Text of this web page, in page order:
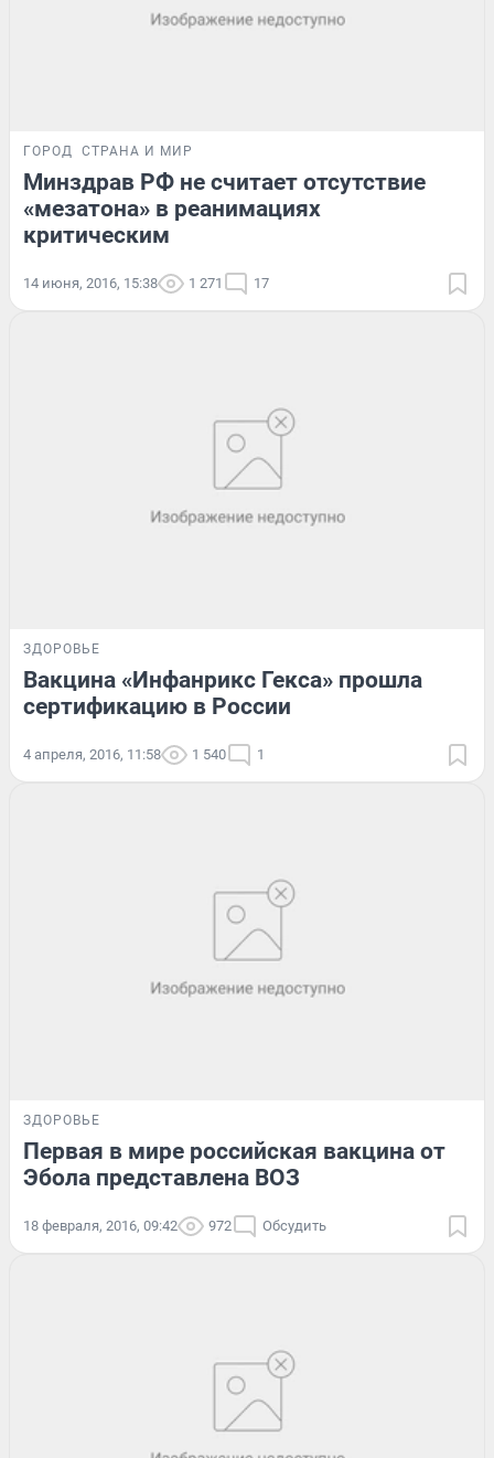
ГОРОД СТРАНА И МИР
Минздрав РФ не считает отсутствие
«мезатона» в реанимациях
критическим
14 июня, 2016, 15:38 1 271 17
ЗДОРОВЬЕ
Вакцина «Инфанрикс Гекса» прошла
сертификацию в России
4 апреля, 2016, 11:58 1 540 1
ЗДОРОВЬЕ
Первая в мире российская вакцина от
Эбола представлена ВОЗ
18 февраля, 2016, 09:42 972 Обсудить